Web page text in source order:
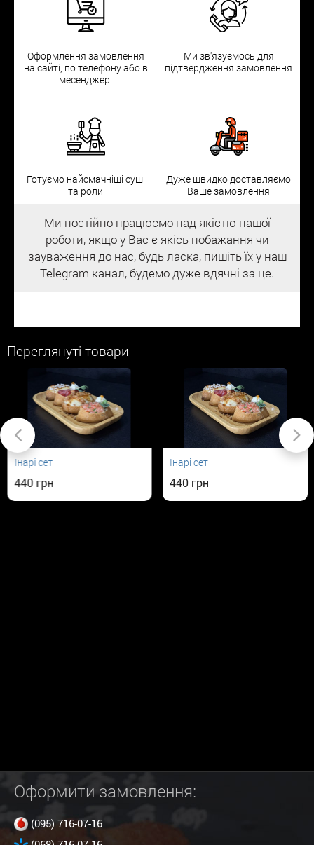
Оформлення замовлення
на сайті, по телефону або в
месенджері
Ми зв'язуємось для
підтвердження замовлення
Готуємо найсмачніші суші
та роли
Дуже швидко доставляємо
Ваше замовлення
Ми постійно працюємо над якістю нашої
роботи, якщо у Вас є якісь побажання чи
зауваження до нас, будь ласка, пишіть їх у наш
Telegram канал, будемо дуже вдячні за це.
Переглянуті товари
Інарі сет
440
Інарі сет
440
Оформити замовлення:
(095) 716-07-16